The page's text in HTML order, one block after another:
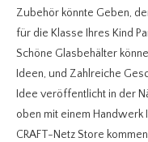
Zubehör könnte Geben,
für die Klasse Ihres Kind
Schöne Glasbehälter
Ideen, und Zahlreiche
Idee veröffentlicht in der
oben mit einem Handwerk
CRAFT-Netz Store